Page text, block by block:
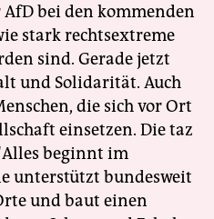
bei den kommenden
stark rechtsextreme
sind. Gerade jetzt
und Solidarität. Auch
die sich vor Ort
einsetzen. Die taz
beginnt im
unterstützt bundesweit
und baut einen